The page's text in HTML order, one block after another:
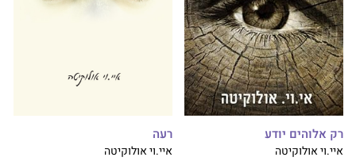
רק אלוהים יודע
איי.וי אולוקיטה
רעה
איי.וי אולוקיטה